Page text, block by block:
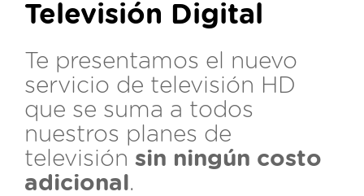
Televisión Digital
Te presentamos el nuevo
servicio de televisión HD
que se suma a todos
nuestros planes de
televisión sin ningún costo
adicional .